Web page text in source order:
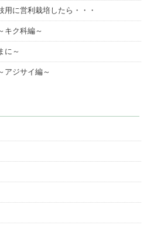
に営利栽培したら・・・
ク科編～
に～
ジサイ編～